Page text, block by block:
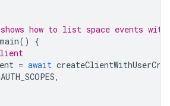
how to list space events
main()
{
= await
,